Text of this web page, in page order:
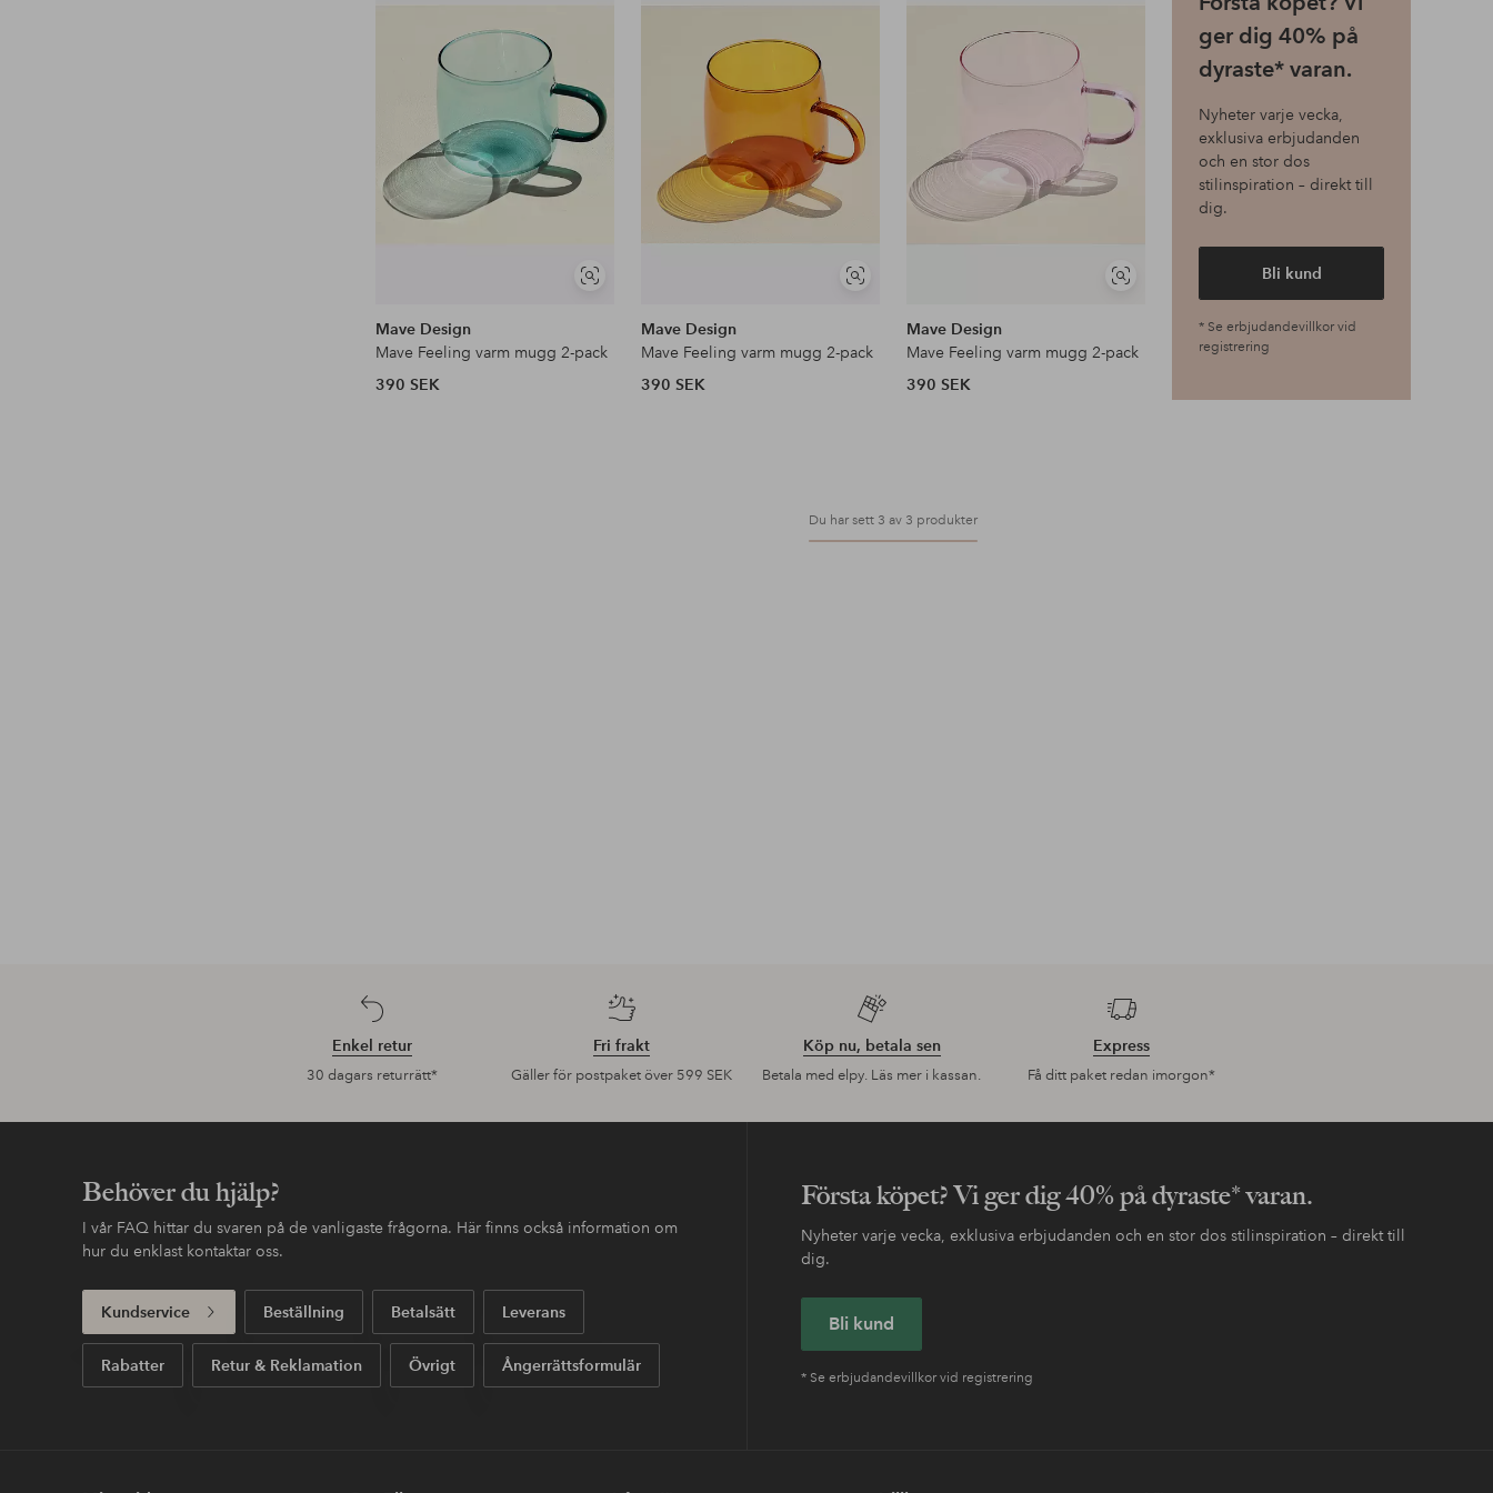
Visa
Mave Design
Mave Feeling varm mugg 2-pack
390 SEK
Visa
Mave Design
Mave Feeling varm mugg 2-pack
390 SEK
Visa
Mave Design
Mave Feeling varm mugg 2-pack
390 SEK
ger dig 40% på
dyraste* varan.
Nyheter varje vecka,
exklusiva erbjudanden
och en stor dos
stilinspiration – direkt till
dig.
Bli kund
* Se erbjudandevillkor vid
registrering
Du har sett 3 av 3 produkter
Enkel retur
30 dagars returrätt*
Fri frakt
Gäller för postpaket över 599 SEK
Köp nu, betala sen
Betala med elpy. Läs mer i kassan.
Express
Få ditt paket redan imorgon*
Behöver du hjälp?
I vår FAQ hittar du svaren på de vanligaste frågorna. Här finns också information om
hur du enklast kontaktar oss.
Kundservice Beställning Betalsätt Leverans
Rabatter Retur & Reklamation Övrigt Ångerrättsformulär
Första köpet? Vi ger dig 40% på dyraste* varan.
Nyheter varje vecka, exklusiva erbjudanden och en stor dos stilinspiration – direkt till
dig.
Bli kund
* Se erbjudandevillkor vid registrering